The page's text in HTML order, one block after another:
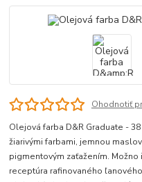
Ohodnotiť
Olejová farba D&R Graduate -
žiarivými farbami, jemnou
pigmentovým zaťažením.
receptúra rafinovaného